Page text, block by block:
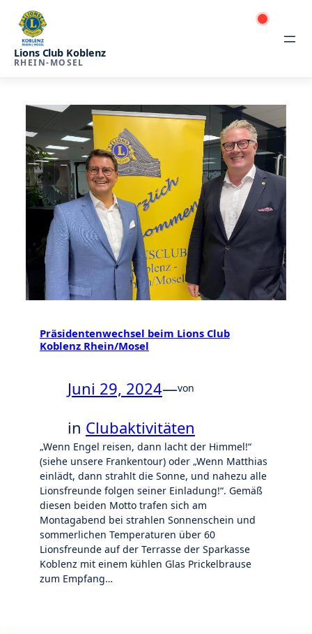
Zum
Inhalt
springen
Lions Club Koblenz
RHEIN-MOSEL
Tag: 29. Juni 2024
Präsidentenwechsel beim Lions Club
Koblenz Rhein/Mosel
Juni 29, 2024—von
in Clubaktivitäten
„Wenn Engel reisen, dann lacht der Himmel!“
(siehe unsere Frankentour) oder „Wenn Matthias
einlädt, dann strahlt die Sonne, und nahezu alle
Lionsfreunde folgen seiner Einladung!“. Gemäß
diesen beiden Motto trafen sich am
Montagabend bei strahlen Sonnenschein und
sommerlichen Temperaturen über 60
Lionsfreunde auf der Terrasse der Sparkasse
Koblenz mit einem kühlen Glas Prickelbrause
zum Empfang…